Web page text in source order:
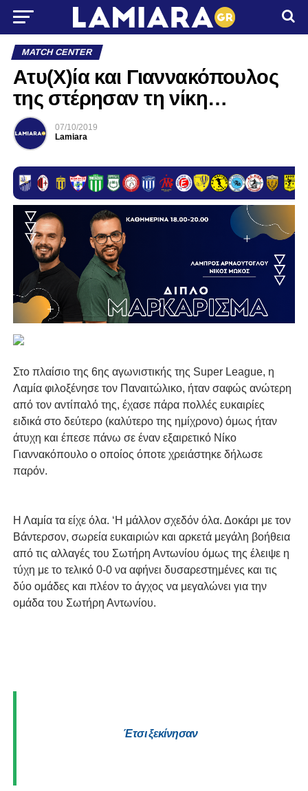
MATCH CENTER
Ατυ(Χ)ία και Γιαννακόπουλος
της στέρησαν τη νίκη…
07/10/2019
Lamiara
Στο πλαίσιο της 6ης αγωνιστικής της Super League, η
Λαμία φιλοξένησε τον Παναιτώλικο, ήταν σαφώς ανώτερη
από τον αντίπαλό της, έχασε πάρα πολλές ευκαιρίες
ειδικά στο δεύτερο (καλύτερο της ημίχρονο) όμως ήταν
άτυχη και έπεσε πάνω σε έναν εξαιρετικό Νίκο
Γιαννακόπουλο ο οποίος όποτε χρειάστηκε δήλωσε
παρόν.
Η Λαμία τα είχε όλα. ‘Η μάλλον σχεδόν όλα. Δοκάρι με τον
Βάντερσον, σωρεία ευκαιριών και αρκετά μεγάλη βοήθεια
από τις αλλαγές του Σωτήρη Αντωνίου όμως της έλειψε η
τύχη με το τελικό 0-0 να αφήνει δυσαρεστημένες και τις
δύο ομάδες και πλέον το άγχος να μεγαλώνει για την
ομάδα του Σωτήρη Αντωνίου.
Έτσι ξεκίνησαν